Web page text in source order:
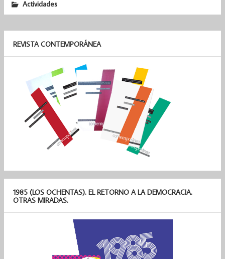
Actividades
REVISTA CONTEMPORÁNEA
1985 (LOS OCHENTAS). EL RETORNO A LA DEMOCRACIA.
OTRAS MIRADAS.